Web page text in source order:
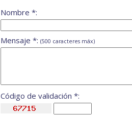
Nombre *:
Mensaje *: (500 caracteres máx)
Código de validación *: